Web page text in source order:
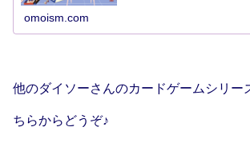
omoism.com
他のダイソーさんのカードゲームシリー
ちらからどうぞ♪